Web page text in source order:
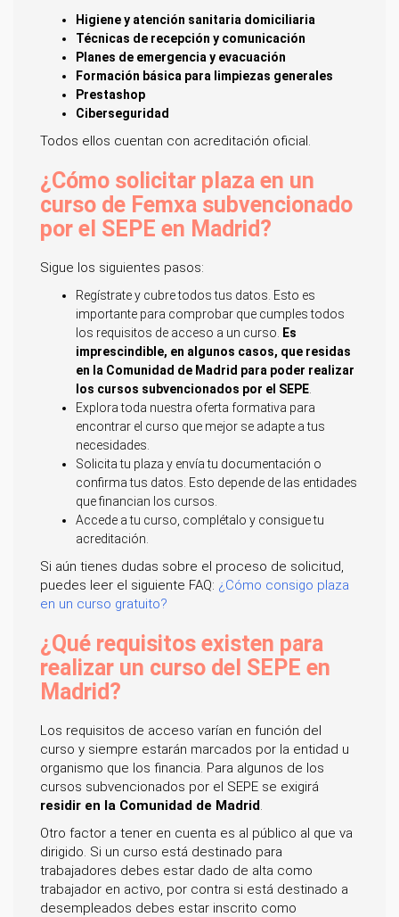
Higiene y atención sanitaria domiciliaria
Técnicas de recepción y comunicación
Planes de emergencia y evacuación
Formación básica para limpiezas generales
Prestashop
Ciberseguridad
Todos ellos cuentan con acreditación oficial.
¿Cómo solicitar plaza en un
curso de Femxa subvencionado
por el SEPE en Madrid?
Sigue los siguientes pasos:
Regístrate y cubre todos tus datos. Esto es
importante para comprobar que cumples todos
los requisitos de acceso a un curso. Es
imprescindible, en algunos casos, que residas
en la Comunidad de Madrid para poder realizar
los cursos subvencionados por el SEPE
Explora toda nuestra oferta formativa para
encontrar el curso que mejor se adapte a tus
necesidades.
Solicita tu plaza y envía tu documentación o
confirma tus datos. Esto depende de las entidades
que financian los cursos.
Accede a tu curso, complétalo y consigue tu
acreditación.
Si aún tienes dudas sobre el proceso de solicitud,
puedes leer el siguiente FAQ: ¿Cómo consigo plaza
en un curso gratuito?
¿Qué requisitos existen para
realizar un curso del SEPE en
Madrid?
Los requisitos de acceso varían en función del
curso y siempre estarán marcados por la entidad u
organismo que los financia. Para algunos de los
cursos subvencionados por el SEPE se exigirá
residir en la Comunidad de Madrid
Otro factor a tener en cuenta es al público al que va
dirigido. Si un curso está destinado para
trabajadores debes estar dado de alta como
trabajador en activo, por contra si está destinado a
desempleados debes estar inscrito como